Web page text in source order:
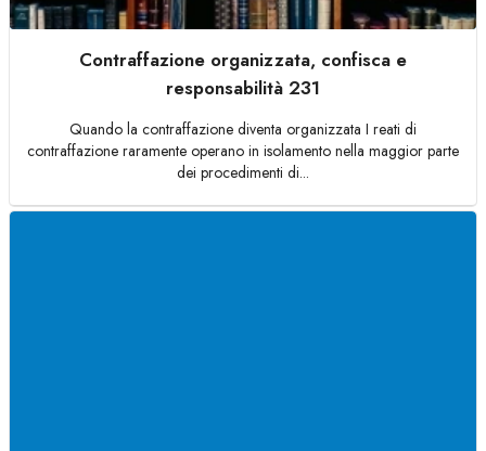
Contraffazione organizzata, confisca e
responsabilità 231
Quando la contraffazione diventa organizzata I reati di
contraffazione raramente operano in isolamento nella maggior parte
dei procedimenti di...